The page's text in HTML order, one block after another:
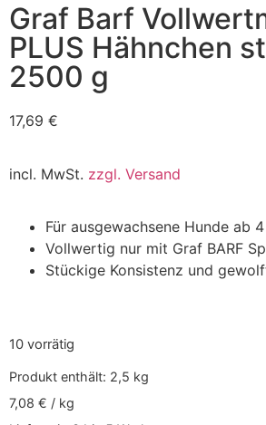
Graf Barf
PLUS Hähnchen
2500 g
17,69 €
incl. MwSt. zzgl. Versand
Für ausgewachsene Hunde ab
Vollwertig nur mit Graf BARF
Stückige Konsistenz und
10 vorrätig
Produkt enthält: 2,5 kg
7,08 € / kg